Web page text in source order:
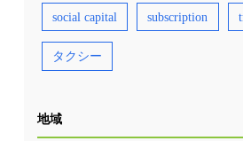
social capital subscription
タクシー
地域